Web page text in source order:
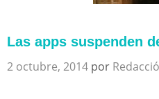
Las apps suspenden
2 octubre, 2014 por